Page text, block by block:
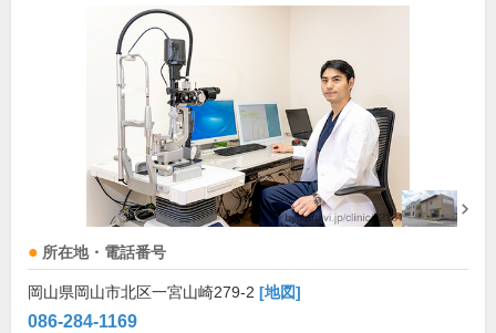
所在地・電話番号
岡山県岡山市北区一宮山崎279-2 [地図]
086-284-1169